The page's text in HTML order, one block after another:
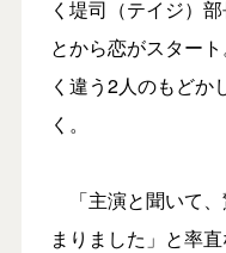
く堤司（テイジ）
とから恋がスター
く違う2人のもどか
く。
「主演と聞いて
まりました」と率